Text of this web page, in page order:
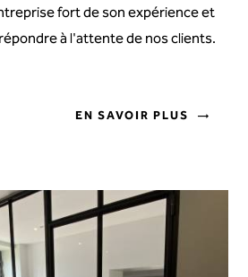
fort de son expérience et
à l'attente de nos clients.
EN SAVOIR PLUS